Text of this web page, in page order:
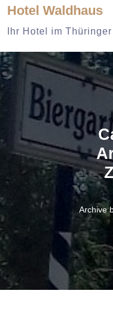
Skip
content
Hotel Waldhaus
Ihr Hotel im Thüringer
Archive